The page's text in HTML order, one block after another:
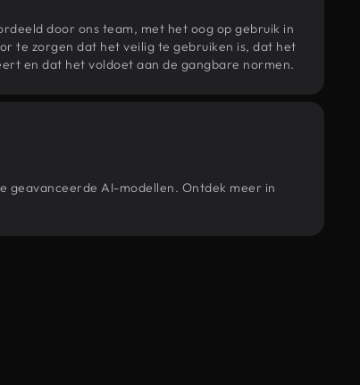
door ons team, met het oog op gebruik in
te zorgen dat het veilig te gebruiken is, dat het
en dat het voldoet aan de gangbare normen.
geavanceerde AI-modellen. Ontdek meer in